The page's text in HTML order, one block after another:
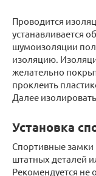
Проводится
устанавливается
шумоизоляции
изоляцию.
желательно
проклеить
Далее
Установка
Спортивные замки
штатных деталей
Рекомендуется не